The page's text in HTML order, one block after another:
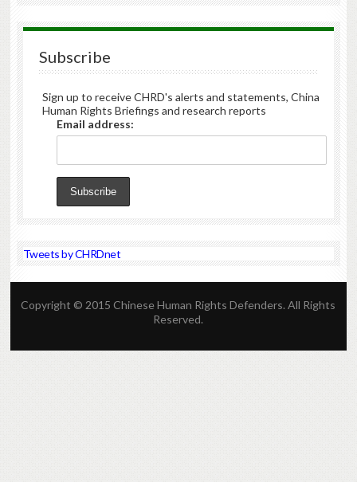
Subscribe
Sign up to receive CHRD's alerts and statements, China
Human Rights Briefings and research reports
Email address:
Tweets by CHRDnet
Copyright © 2015 Chinese Human Rights Defenders. All Rights
Reserved.